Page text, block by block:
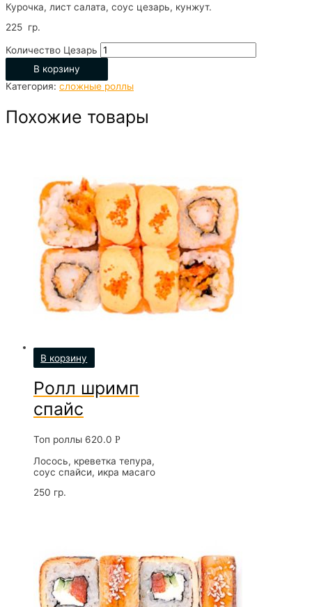
Курочка, лист салата, соус цезарь, кунжут.
225 гр.
Количество Цезарь
В корзину
Категория: сложные роллы
Похожие товары
В корзину
Ролл шримп
спайс
Топ роллы 620.0 Р
Лосось, креветка тепура,
соус спайси, икра масаго
250 гр.